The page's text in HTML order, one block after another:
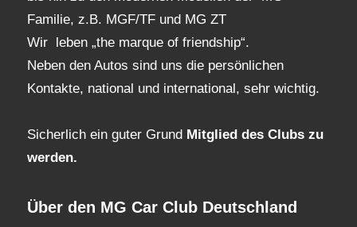
Familie, z.B. MGF/TF und MG ZT
Wir leben „the marque of friendship“.
Neben den Autos sind uns die persönlichen
Kontakte, national und international, sehr wichtig.
Sicherlich ein guter Grund Mitglied des Clubs zu
werden.
Über den MG Car Club Deutschland